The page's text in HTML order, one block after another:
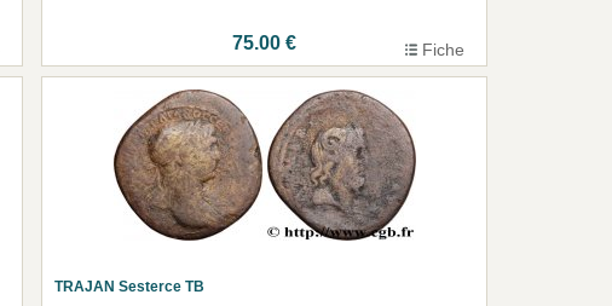
75.00 € Fiche
TRAJAN Sesterce TB